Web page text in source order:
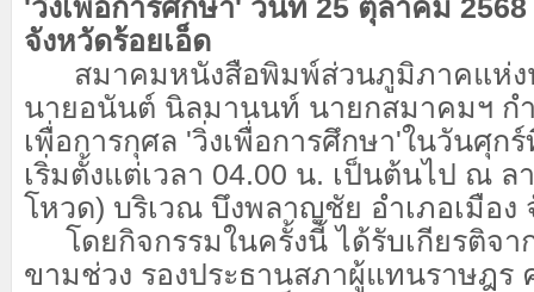
'วิ่งเพื่อการศึกษา' วันที่ 25 ตุลาคม
จังหวัดร้อยเอ็ด
สมาคมหนังสือพิมพ์ส่วนภูมิภาคแห่งป
นายอนันต์ นิลมานนท์ นายกสมาคมฯ ก
เพื่อการกุศล 'วิ่งเพื่อการศึกษา'ในวันศุก
เริ่มตั้งแต่เวลา 04.00 น. เป็นต้นไป ณ ล
โหวด) บริเวณ บึงพลาญชัย อำเภอเมือง
โดยกิจกรรมในครั้งนี้ ได้รับเกียรติจา
ขามช่วง​ รองประธานสภาผู้แทนราษฎร​